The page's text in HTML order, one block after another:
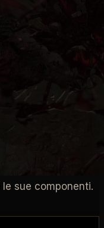
combattimento
parte delle
Fergusson
e il
sue componenti.